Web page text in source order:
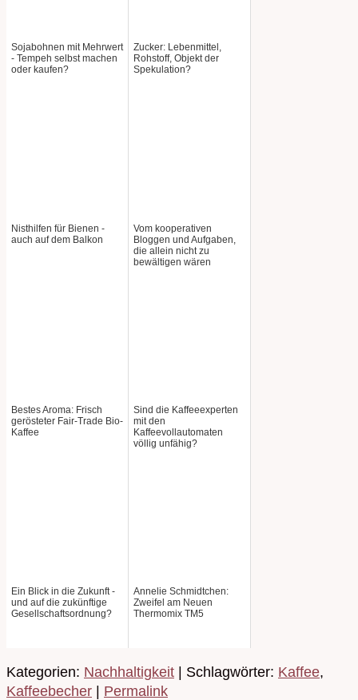
Sojabohnen mit Mehrwert
- Tempeh selbst machen
oder kaufen?
Zucker: Lebenmittel,
Rohstoff, Objekt der
Spekulation?
Nisthilfen für Bienen -
auch auf dem Balkon
Vom kooperativen
Bloggen und Aufgaben,
die allein nicht zu
bewältigen wären
Bestes Aroma: Frisch
gerösteter Fair-Trade Bio-
Kaffee
Sind die Kaffeeexperten
mit den
Kaffeevollautomaten
völlig unfähig?
Ein Blick in die Zukunft -
und auf die zukünftige
Gesellschaftsordnung?
Annelie Schmidtchen:
Zweifel am Neuen
Thermomix TM5
Kategorien: Nachhaltigkeit | Schlagwörter: Kaffee,
Kaffeebecher | Permalink